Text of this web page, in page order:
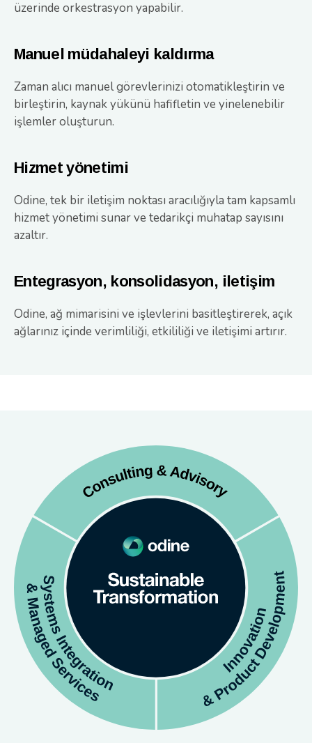
üzerinde orkestrasyon yapabilir.
Manuel müdahaleyi kaldırma
Zaman alıcı manuel görevlerinizi otomatikleştirin ve
birleştirin, kaynak yükünü hafifletin ve yinelenebilir
işlemler oluşturun.
Hizmet yönetimi
Odine, tek bir iletişim noktası aracılığıyla tam kapsamlı
hizmet yönetimi sunar ve tedarikçi muhatap sayısını
azaltır.
Entegrasyon, konsolidasyon, iletişim
Odine, ağ mimarisini ve işlevlerini basitleştirerek, açık
ağlarınız içinde verimliliği, etkililiği ve iletişimi artırır.